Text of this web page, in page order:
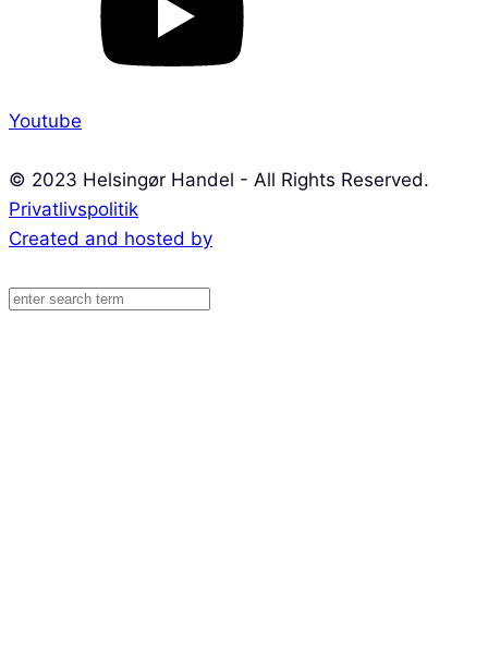
Youtube
© 2023 Helsingør Handel - All Rights Reserved.
Privatlivspolitik
Created and hosted by